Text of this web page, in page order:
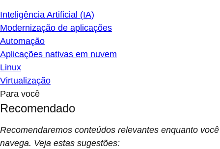
Inteligência Artificial (IA)
Modernização de aplicações
Automação
Aplicações nativas em nuvem
Linux
Virtualização
Para você
Recomendado
Recomendaremos conteúdos relevantes enquanto você
navega. Veja estas sugestões: